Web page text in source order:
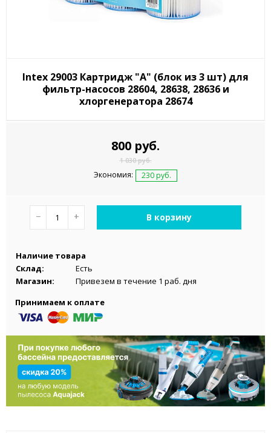
Intex 29003 Картридж "А" (блок из 3 шт) для
фильтр-насосов 28604, 28638, 28636 и
хлоргенератора 28674
800 руб.
1 030 руб.
Экономия: 230 руб.
− + В корзину
Наличие товара
Склад:
Есть
Магазин:
Привезем в течение 1 раб. дня
Принимаем к оплате